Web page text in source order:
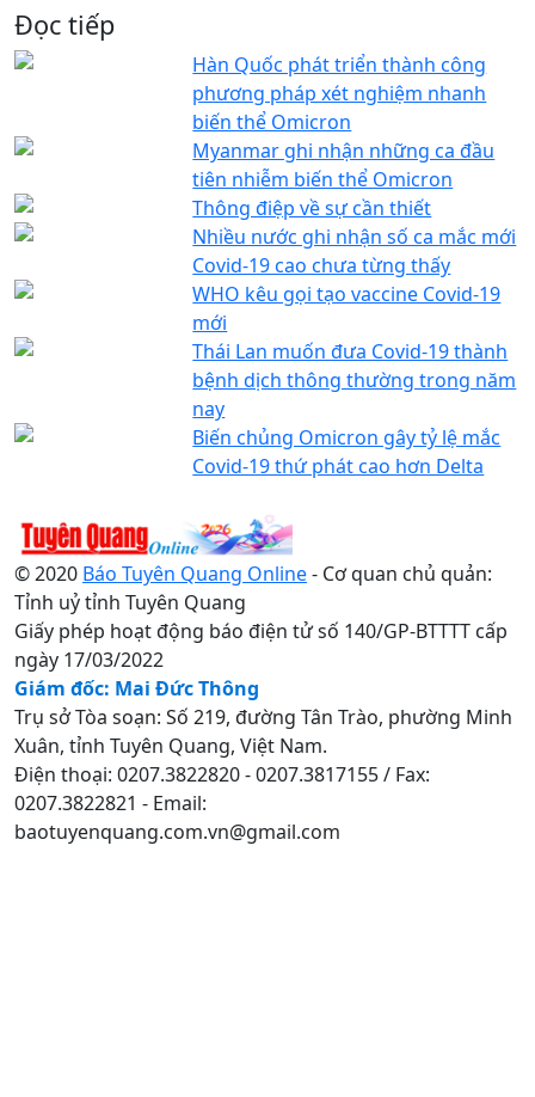
Đọc tiếp
Hàn Quốc phát triển thành công
phương pháp xét nghiệm nhanh
biến thể Omicron
Myanmar ghi nhận những ca đầu
tiên nhiễm biến thể Omicron
Thông điệp về sự cần thiết
Nhiều nước ghi nhận số ca mắc mới
Covid-19 cao chưa từng thấy
WHO kêu gọi tạo vaccine Covid-19
mới
Thái Lan muốn đưa Covid-19 thành
bệnh dịch thông thường trong năm
nay
Biến chủng Omicron gây tỷ lệ mắc
Covid-19 thứ phát cao hơn Delta
© 2020 Báo Tuyên Quang Online- Cơ quan chủ quản:
Tỉnh uỷ tỉnh Tuyên Quang
Giấy phép hoạt động báo điện tử số 140/GP-BTTTT cấp
ngày 17/03/2022
Giám đốc: Mai Đức Thông
Trụ sở Tòa soạn: Số 219, đường Tân Trào, phường Minh
Xuân, tỉnh Tuyên Quang, Việt Nam.
Điện thoại: 0207.3822820 - 0207.3817155 / Fax:
0207.3822821 - Email:
baotuyenquang.com.vn@gmail.com